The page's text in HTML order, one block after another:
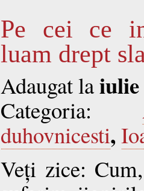
Pe cei ce
luam drept
Adaugat laiulie
Categoria:
duhovnicesti,
Veți zice: